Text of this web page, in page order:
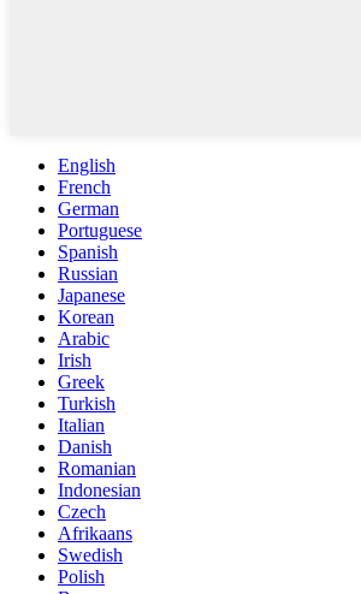
English
French
German
Portuguese
Spanish
Russian
Japanese
Korean
Arabic
Irish
Greek
Turkish
Italian
Danish
Romanian
Indonesian
Czech
Afrikaans
Swedish
Polish